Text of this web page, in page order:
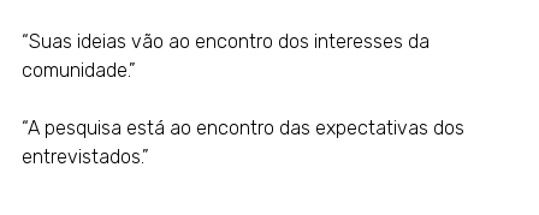
“Suas ideias vão ao encontro dos interesses da
comunidade.”
“A pesquisa está ao encontro das expectativas dos
entrevistados.”